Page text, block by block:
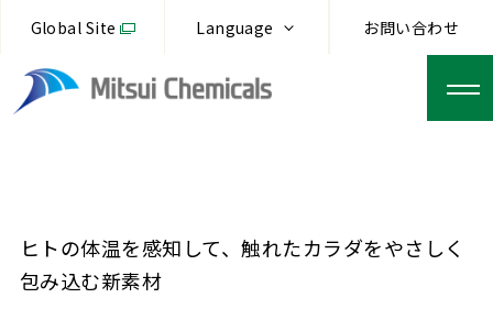
Global Site Language お問い合わせ
ヒトの体温を感知して、触れたカラダをやさしく
包み込む新素材